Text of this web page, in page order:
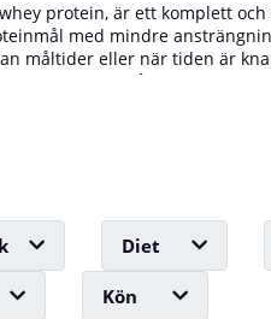
protein, är ett komplett
med mindre
måltider eller när tiden är
laktos. Många väljer en
naturliga innehållet av
Diet
Kön